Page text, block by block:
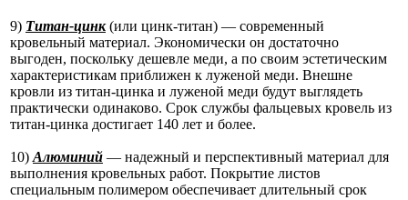
9) Титан-цинк(или цинк-титан) — современный
кровельный материал. Экономически он достаточно
выгоден, поскольку дешевле меди, а по своим эстетическим
характеристикам приближен к луженой меди. Внешне
кровли из титан-цинка и луженой меди будут выглядеть
практически одинаково. Срок службы фальцевых кровель из
титан-цинка достигает 140 лет и более.
10) Алюминий — надежный и перспективный материал для
выполнения кровельных работ. Покрытие листов
специальным полимером обеспечивает длительный срок